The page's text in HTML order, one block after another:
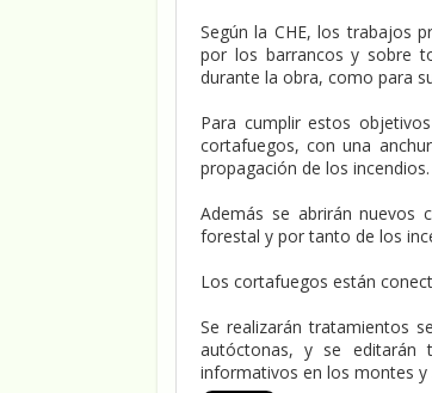
Según la CHE, los trabajos
por los barrancos y sobre
durante la obra, como para
Para cumplir estos
cortafuegos, con una
propagación de los incendios.
Además se abrirán nuevos
forestal y por tanto de los
Los cortafuegos están
Se realizarán tratamientos
autóctonas, y se editarán
informativos en los montes y